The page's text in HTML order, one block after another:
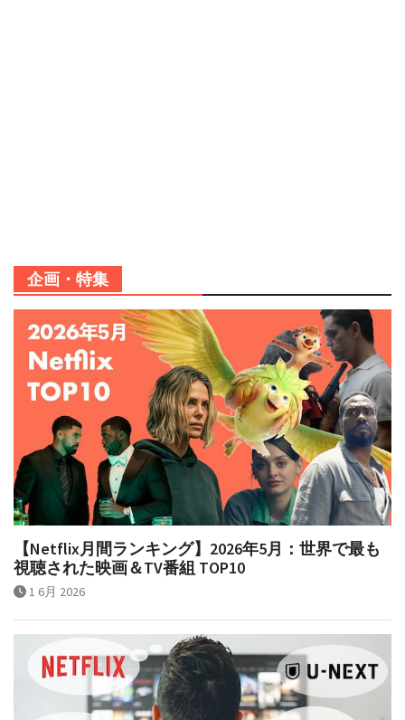
企画・特集
【Netflix月間ランキング】2026年5月：世界で最も
視聴された映画＆TV番組 TOP10
1 6月 2026